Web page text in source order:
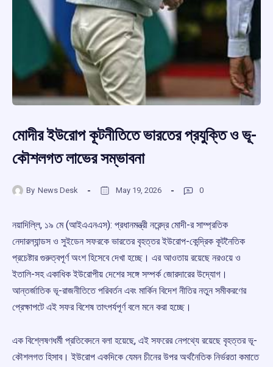
মোদীর ইউরোপ কূটনীতিতে ভারতের প্রযুক্তি ও ভূ-
কৌশলগত লাভের সম্ভাবনা
By News Desk May 19, 2026 0
নয়াদিল্লি, ১৯ মে (আইএএনএস): প্রধানমন্ত্রী নরেন্দ্র মোদী-র সাম্প্রতিক
নেদারল্যান্ডস ও সুইডেন সফরকে ভারতের বৃহত্তর ইউরোপ-কেন্দ্রিক কূটনৈতিক
প্রচেষ্টার গুরুত্বপূর্ণ অংশ হিসেবে দেখা হচ্ছে। এর আওতায় রয়েছে নরওয়ে ও
ইতালি-সহ একাধিক ইউরোপীয় দেশের সঙ্গে সম্পর্ক জোরদারের উদ্যোগ।
আন্তর্জাতিক ভূ-রাজনীতিতে পরিবর্তন এবং মার্কিন বিদেশ নীতির নতুন সমীকরণের
প্রেক্ষাপটে এই সফর বিশেষ তাৎপর্যপূর্ণ বলে মনে করা হচ্ছে।
এক বিশ্লেষণধর্মী প্রতিবেদনে বলা হয়েছে, এই সফরের নেপথ্যে রয়েছে বৃহত্তর ভূ-
কৌশলগত হিসাব। ইউরোপ একদিকে যেমন চীনের উপর অর্থনৈতিক নির্ভরতা কমাতে